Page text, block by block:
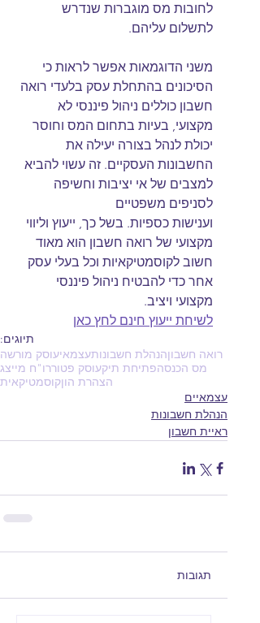
לחובות מס מוגברות שנדרש
לתשלום עליהם.
משני הדוגמאות אפשר לראות כי
הסיכונים בהתחלת עסק בלעדי רואה
חשבון כוללים ניהול פיננסי לא
מקצועי, בעיות בתחום המס וחוסר
יכולת לנהל בצורה יעילה את
החשבונות העסקיים. זה עשוי להביא
למצבים של אי יציבות וחשיפה
לסניפים משפטיים
וענישות כספיות. בשל כך, ייעוץ וליווי
מקצועי של רואה חשבון הוא מאוד
חשוב לקוסמטיקאיות וכל בעלי עסק
אחר כדי להבטיח ניהול פיננסי
מקצועי ויציב.
לשיחת ייעוץ חינם לחץ כאן
תיוגים:
רואה חשבוןהנהלת חשבונותעצמאיעוסק מורשה
מס הכנסהפתיחת תיקעוסק פטוררו"ח מייצג
הצהרת הוןקוסמטיקאית
עצמאיים
הנהלת חשבונות
ראיית חשבון
תגובות